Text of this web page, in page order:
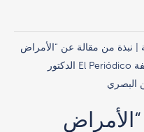
| نبذة من مقالة عن “الأمراض
المترتبة عن فرط الأتصال” نشرتها صحيفة El Periódico الدكتور
البصري